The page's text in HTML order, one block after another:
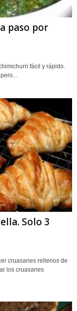
paso por
fácil y rápido.
Solo 3
cruasanes rellenos de
los cruasanes